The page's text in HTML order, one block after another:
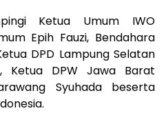
Ketua Umum IWO
Epih Fauzi, Bendahara
DPD Lampung Selatan
Ketua DPW Jawa Barat
Syuhada beserta